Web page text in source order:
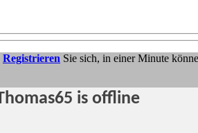
Registrieren Sie sich, in einer Minute